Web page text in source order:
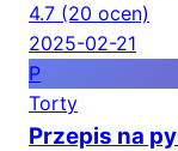
4.7 (20 ocen)
2025-02-21
P
Torty
Przepis na